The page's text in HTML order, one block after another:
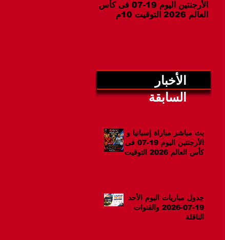
الأرجنتين اليوم 19-07 فى كأس
العالم 2026 التوقيت 10م
الأخبار
السابقة
بث مباشر مباراة إسبانيا و
الأرجنتين اليوم 19-07 فى
كأس العالم 2026 التوقيت
جدول مباريات اليوم الأحد
19-07-2026 والقنوات
الناقلة